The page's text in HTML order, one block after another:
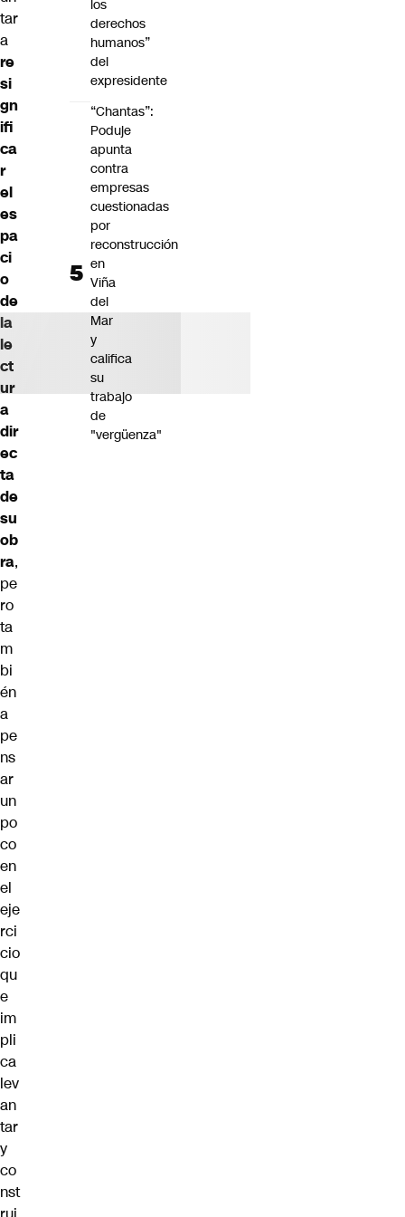
tar
a
re
si
gn
ifi
ca
r
el
es
pa
ci
o
de
la
le
ct
ur
a
dir
ec
ta
de
su
ob
ra,
pe
ro
ta
m
bi
én
a
pe
ns
ar
un
po
co
en
el
eje
rci
cio
qu
e
im
pli
ca
lev
an
tar
y
co
nst
los
derechos
humanos”
del
expresidente
“Chantas”:
Poduje
apunta
contra
empresas
cuestionadas
por
reconstrucción
en
Viña
del
Mar
y
califica
su
trabajo
de
"vergüenza"